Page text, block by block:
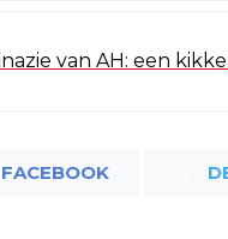
van AH: een